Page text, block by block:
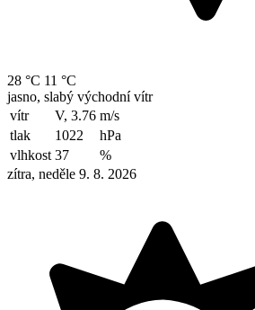
28 °C 11 °C
jasno, slabý východní vítr
vítr
V, 3.76 m/s
tlak
1022
hPa
vlhkost 37
%
zítra, neděle 9. 8. 2026